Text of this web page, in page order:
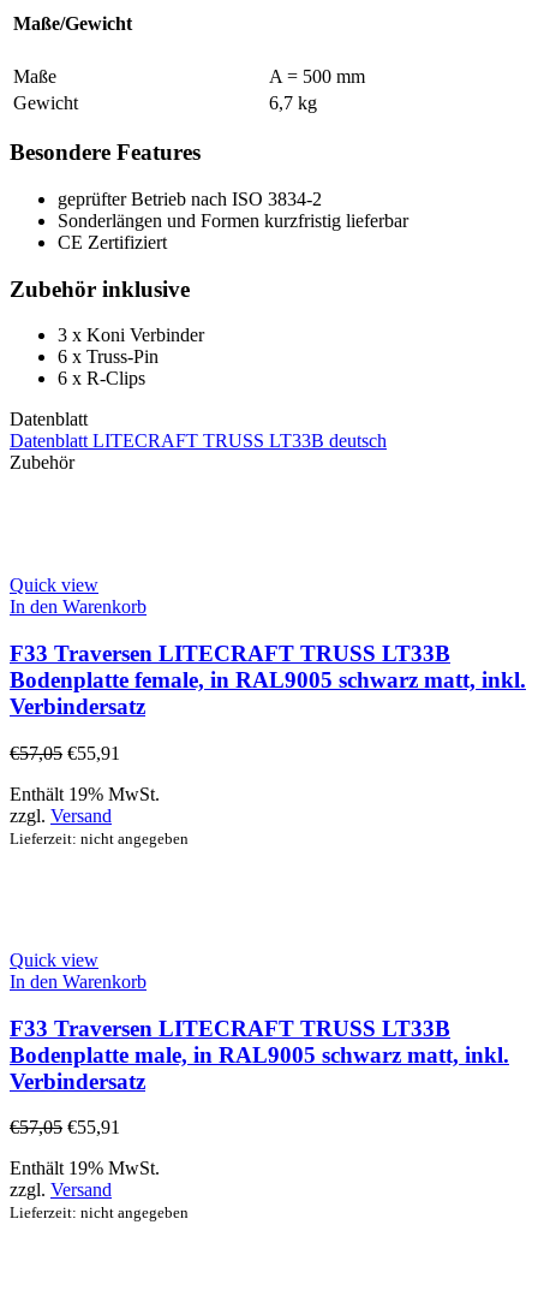
Maße/Gewicht
Maße
A = 500 mm
Gewicht
6,7 kg
Besondere Features
geprüfter Betrieb nach ISO 3834-2
Sonderlängen und Formen kurzfristig lieferbar
CE Zertifiziert
Zubehör inklusive
3 x Koni Verbinder
6 x Truss-Pin
6 x R-Clips
Datenblatt
Datenblatt LITECRAFT TRUSS LT33B deutsch
Zubehör
Quick view
In den Warenkorb
F33 Traversen LITECRAFT TRUSS LT33B
Bodenplatte female, in RAL9005 schwarz matt, inkl.
Verbindersatz
€57,05 €55,91
Enthält 19% MwSt.
zzgl. Versand
Lieferzeit: nicht angegeben
Quick view
In den Warenkorb
F33 Traversen LITECRAFT TRUSS LT33B
Bodenplatte male, in RAL9005 schwarz matt, inkl.
Verbindersatz
€57,05 €55,91
Enthält 19% MwSt.
zzgl. Versand
Lieferzeit: nicht angegeben